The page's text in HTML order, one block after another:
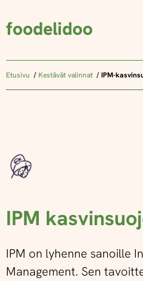
foodelidoo
Etusivu Kestävät valinnat IPM-
IPM
IPM on lyhenne sanoille
Management. Sen